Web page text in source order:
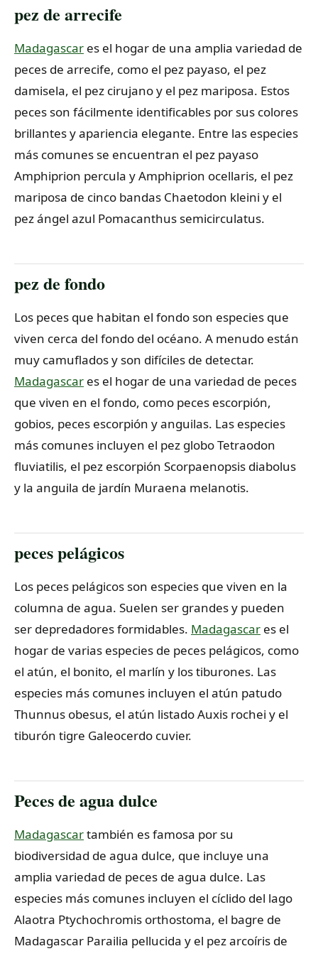
pez de arrecife
Madagascar es el hogar de una amplia variedad de
peces de arrecife, como el pez payaso, el pez
damisela, el pez cirujano y el pez mariposa. Estos
peces son fácilmente identificables por sus colores
brillantes y apariencia elegante. Entre las especies
más comunes se encuentran el pez payaso
Amphiprion percula y Amphiprion ocellaris, el pez
mariposa de cinco bandas Chaetodon kleini y el
pez ángel azul Pomacanthus semicirculatus.
pez de fondo
Los peces que habitan el fondo son especies que
viven cerca del fondo del océano. A menudo están
muy camuflados y son difíciles de detectar.
Madagascar es el hogar de una variedad de peces
que viven en el fondo, como peces escorpión,
gobios, peces escorpión y anguilas. Las especies
más comunes incluyen el pez globo Tetraodon
fluviatilis, el pez escorpión Scorpaenopsis diabolus
y la anguila de jardín Muraena melanotis.
peces pelágicos
Los peces pelágicos son especies que viven en la
columna de agua. Suelen ser grandes y pueden
ser depredadores formidables. Madagascar es el
hogar de varias especies de peces pelágicos, como
el atún, el bonito, el marlín y los tiburones. Las
especies más comunes incluyen el atún patudo
Thunnus obesus, el atún listado Auxis rochei y el
tiburón tigre Galeocerdo cuvier.
Peces de agua dulce
Madagascartambién es famosa por su
biodiversidad de agua dulce, que incluye una
amplia variedad de peces de agua dulce. Las
especies más comunes incluyen el cíclido del lago
Alaotra Ptychochromis orthostoma, el bagre de
Madagascar Parailia pellucida y el pez arcoíris de